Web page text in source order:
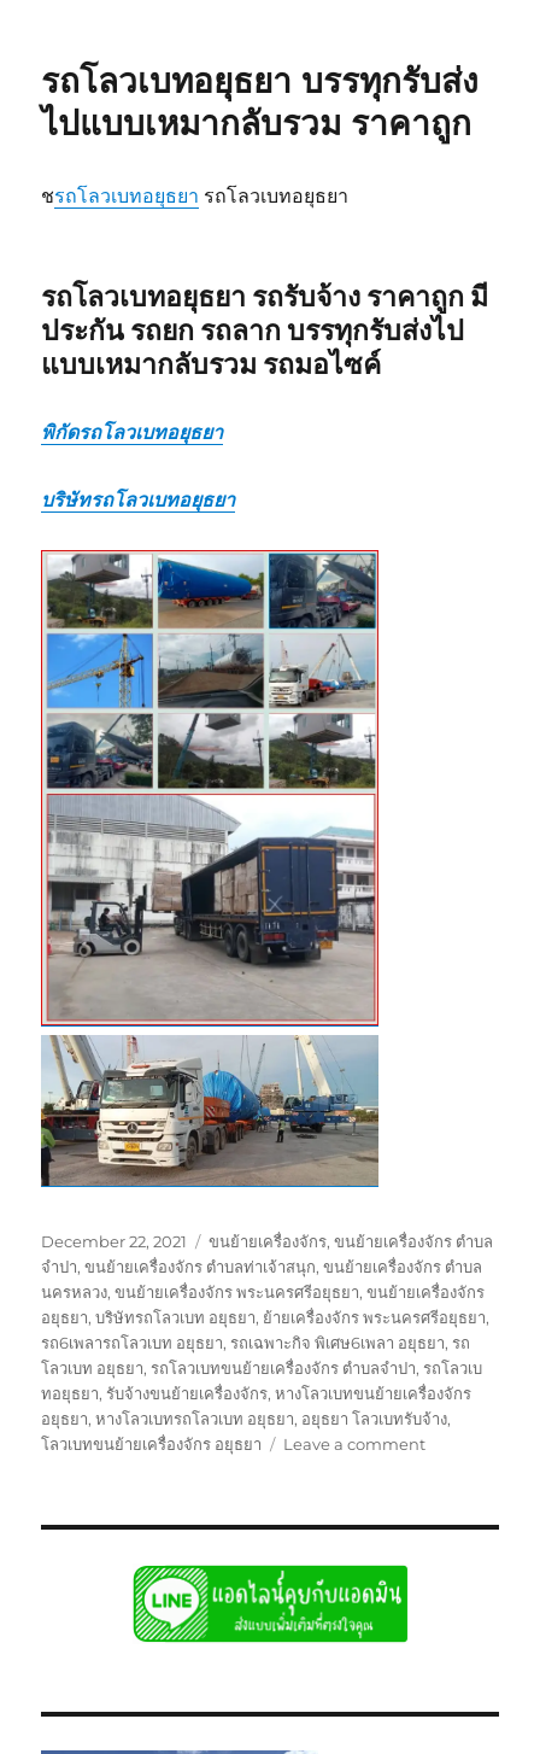
บรรทุก
ส่ง
เหมา
รถโลวเบทอยุธยา บรรทุกรับส่ง
ไปแบบเหมากลับรวม ราคาถูก
ชรถโลวเบทอยุธยา รถโลวเบทอยุธยา
รถโลวเบทอยุธยา รถรับจ้าง ราคาถูก มี
ประกัน รถยก รถลาก บรรทุกรับส่งไป
แบบเหมากลับรวม รถมอไซค์
พิกัดรถโลวเบทอยุธยา
บริษัทรถโลวเบทอยุธยา
Posted
on
December 22, 2021 Tags
ขนย้ายเครื่องจักร,ขนย้ายเครื่องจักร ตำบล
จำปา,ขนย้ายเครื่องจักร ตำบลท่าเจ้าสนุก,ขนย้ายเครื่องจักร ตำบล
นครหลวง,ขนย้ายเครื่องจักร พระนครศรีอยุธยา,ขนย้ายเครื่องจักร
อยุธยา,บริษัทรถโลวเบท อยุธยา, ย้ายเครื่องจักร พระนครศรีอยุธยา,
รถ6เพลารถโลวเบท อยุธยา,รถเฉพาะกิจ พิเศษ6เพลา อยุธยา,รถ
โลวเบท อยุธยา,รถโลวเบทขนย้ายเครื่องจักร ตำบลจำปา,รถโลวเบ
ทอยุธยา,รับจ้างขนย้ายเครื่องจักร,หางโลวเบทขนย้ายเครื่องจักร
อยุธยา,หางโลวเบทรถโลวเบท อยุธยา, อยุธยา โลวเบทรับจ้าง,
โลวเบทขนย้ายเครื่องจักร อยุธยา
Leave a commenton
เหมา